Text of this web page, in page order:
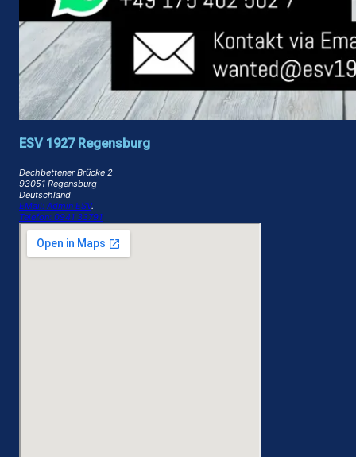
ESV 1927 Regensburg
Dechbettener Brücke 2
93051 Regensburg
Deutschland
EMail: Admin ESV.
Telefon: 0941 33791